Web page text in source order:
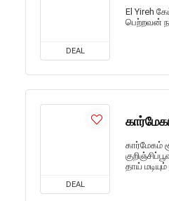
DEAL
El Yireh
பெற்றவன்
DEAL
கார்மேகம்
தாய்